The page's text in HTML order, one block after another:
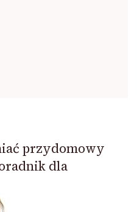
przydomowy
dla